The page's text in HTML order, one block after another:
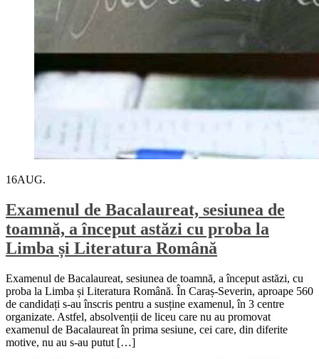
16AUG.
Examenul de Bacalaureat, sesiunea de
toamnă, a început astăzi cu proba la
Limba și Literatura Română
Examenul de Bacalaureat, sesiunea de toamnă, a început astăzi, cu
proba la Limba și Literatura Română. În Caraș-Severin, aproape 560
de candidați s-au înscris pentru a susține examenul, în 3 centre
organizate. Astfel, absolvenții de liceu care nu au promovat
examenul de Bacalaureat în prima sesiune, cei care, din diferite
motive, nu au s-au putut […]